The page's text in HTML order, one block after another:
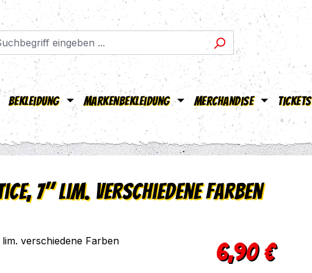
Bekleidung Markenbekleidung Merchandise Tickets
7" lim. verschiedene Farben
Regulärer Preis:
6,90 €